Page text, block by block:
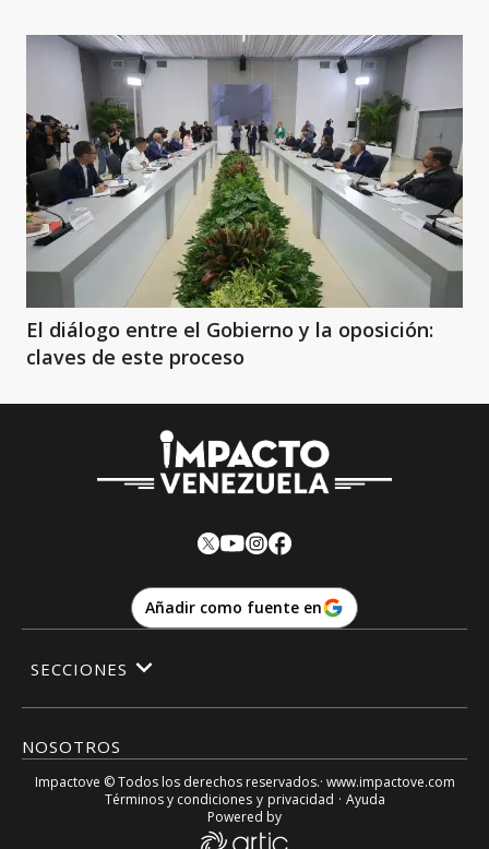
El diálogo entre el Gobierno y la oposición:
claves de este proceso
Añadir como fuente en
NOSOTROS
SECCIONES
Impactove © Todos los derechos reservados.· www.impactove.com
Términos y condiciones y privacidad · Ayuda
Powered by